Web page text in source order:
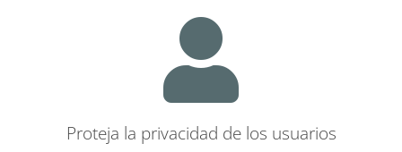
Proteja la privacidad de los usuarios